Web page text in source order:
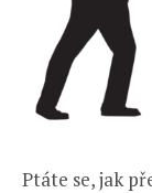
Ptáte se, jak